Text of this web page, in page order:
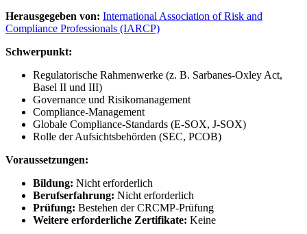
Herausgegeben von: International Association of Risk and
Compliance Professionals (IARCP)
Schwerpunkt:
Regulatorische Rahmenwerke (z. B. Sarbanes-Oxley Act,
Basel II und III)
Governance und Risikomanagement
Compliance-Management
Globale Compliance-Standards (E-SOX, J-SOX)
Rolle der Aufsichtsbehörden (SEC, PCOB)
Voraussetzungen:
Bildung: Nicht erforderlich
Berufserfahrung: Nicht erforderlich
Prüfung: Bestehen der CRCMP-Prüfung
Weitere erforderliche Zertifikate: Keine